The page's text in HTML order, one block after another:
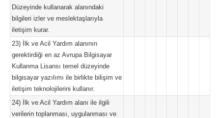
Düzeyinde kullanarak alanındaki
bilgileri izler ve meslektaşlarıyla
iletişim kurar.
23) İlk ve Acil Yardım alanının
gerektirdiği en az Avrupa Bilgisayar
Kullanma Lisansı temel düzeyinde
bilgisayar yazılımı ile birlikte bilişim ve
iletişim teknolojilerini kullanır.
24) İlk ve Acil Yardım alanı ile ilgili
verilerin toplanması, uygulanması ve